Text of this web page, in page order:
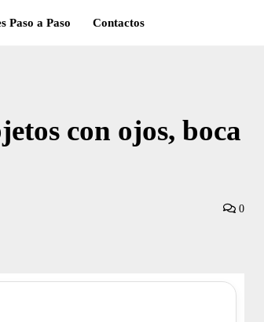
Paso a Paso Contactos
con ojos, boca
0